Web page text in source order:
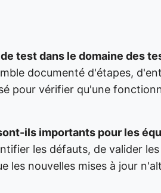
test dans le domaine des
documenté d'étapes,
pour vérifier qu'une
ils importants pour les
les défauts, de valider
les nouvelles mises à jour